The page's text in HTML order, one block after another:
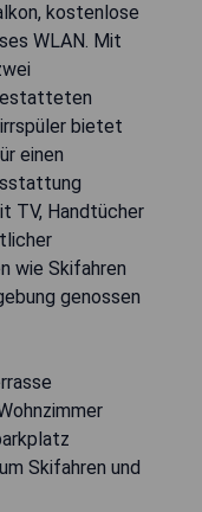
kostenlose
WLAN. Mit
bietet
einen
TV, Handtücher
wie Skifahren
genossen
Skifahren und